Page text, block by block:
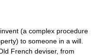
(a complex procedure
to someone in a will.
French deviser, from